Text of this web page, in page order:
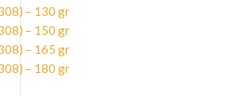
– 130 gr
– 150 gr
– 165 gr
– 180 gr